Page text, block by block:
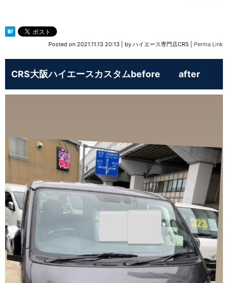
Posted on 2021.11.13 20:13 by ハイエース専門店CRS Perma Link
CRS大阪ハイエースカスタムbefore after